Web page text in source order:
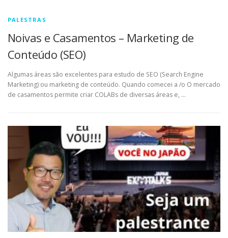
PALESTRAS
Noivas e Casamentos – Marketing de
Conteúdo (SEO)
Algumas áreas são excelentes para estudo de SEO (Search Engine
Marketing) ou marketing de conteúdo. Quando comecei a /o O mercado
de casamentos permite criar COLABs de diversas áreas e, …